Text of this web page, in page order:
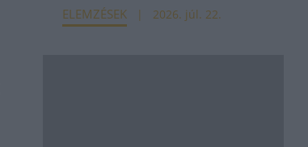
ELEMZÉSEK 2026. júl. 22.